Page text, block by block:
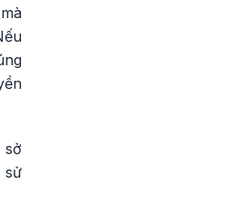
sở
sử